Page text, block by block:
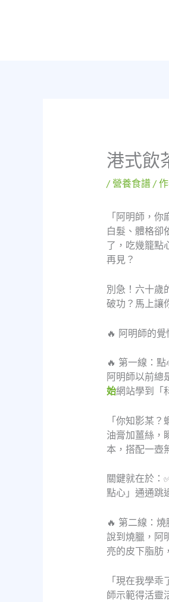
港式飲
/ 營養食譜/
「阿明師，
白髮、體格卻
了，吃幾籠點
再見？
別急！六十歲
破功？馬上讓
🔥 阿明師的
🔥 第一線：
阿明師以前總
始網站學到「
「你知影某
油膏加薑絲，
本，搭配一壺
關鍵就在於：
點心」通通跳
🔥 第二線：
說到燒臘，阿
亮的皮下脂肪
「現在我學
師示範得活靈